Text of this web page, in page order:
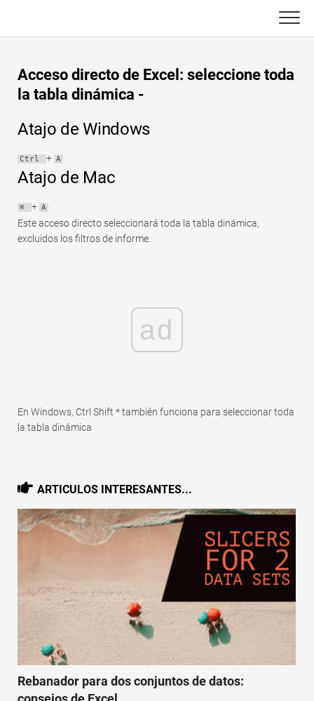
content
Funciones de Excel
Gráfico
Consejos de Excel
Fórmula
C ++
DSA
JavaScript
Acceso directo de Excel: seleccione toda
la tabla dinámica -
Atajo de Windows
Ctrl + A
Atajo de Mac
⌘ + A
Este acceso directo seleccionará toda la tabla dinámica,
excluidos los filtros de informe.
ad
En Windows, Ctrl Shift * también funciona para seleccionar toda
la tabla dinámica
ARTICULOS INTERESANTES...
Rebanador para dos conjuntos de datos: